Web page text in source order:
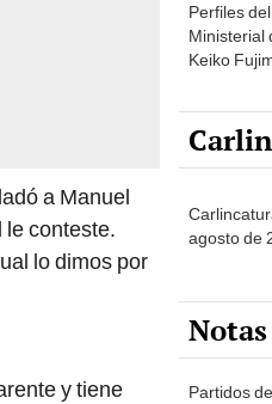
a Manuel
le conteste.
lo dimos por
y tiene
Perfiles
Ministerial
Keiko
agosto de
Partidos